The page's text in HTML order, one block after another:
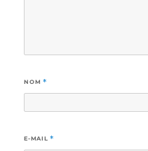
NOM *
E-MAIL *